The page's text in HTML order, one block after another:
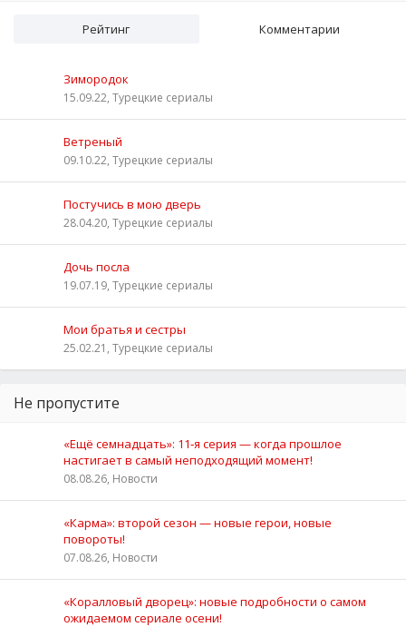
Рейтинг Комментарии
Зимородок
15.09.22, Турецкие сериалы
Ветреный
09.10.22, Турецкие сериалы
Постучись в мою дверь
28.04.20, Турецкие сериалы
Дочь посла
19.07.19, Турецкие сериалы
Мои братья и сестры
25.02.21, Турецкие сериалы
Не пропустите
«Ещё семнадцать»: 11‑я серия — когда прошлое
настигает в самый неподходящий момент!
08.08.26, Новости
«Карма»: второй сезон — новые герои, новые
повороты!
07.08.26, Новости
«Коралловый дворец»: новые подробности о самом
ожидаемом сериале осени!